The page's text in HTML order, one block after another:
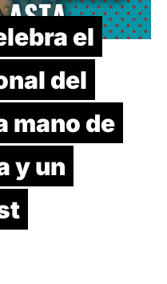
el
del
mano de
y un